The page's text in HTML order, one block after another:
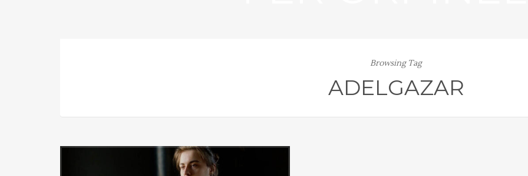
Browsing Tag
ADELGAZAR